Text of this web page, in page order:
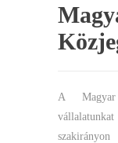
A Magyar